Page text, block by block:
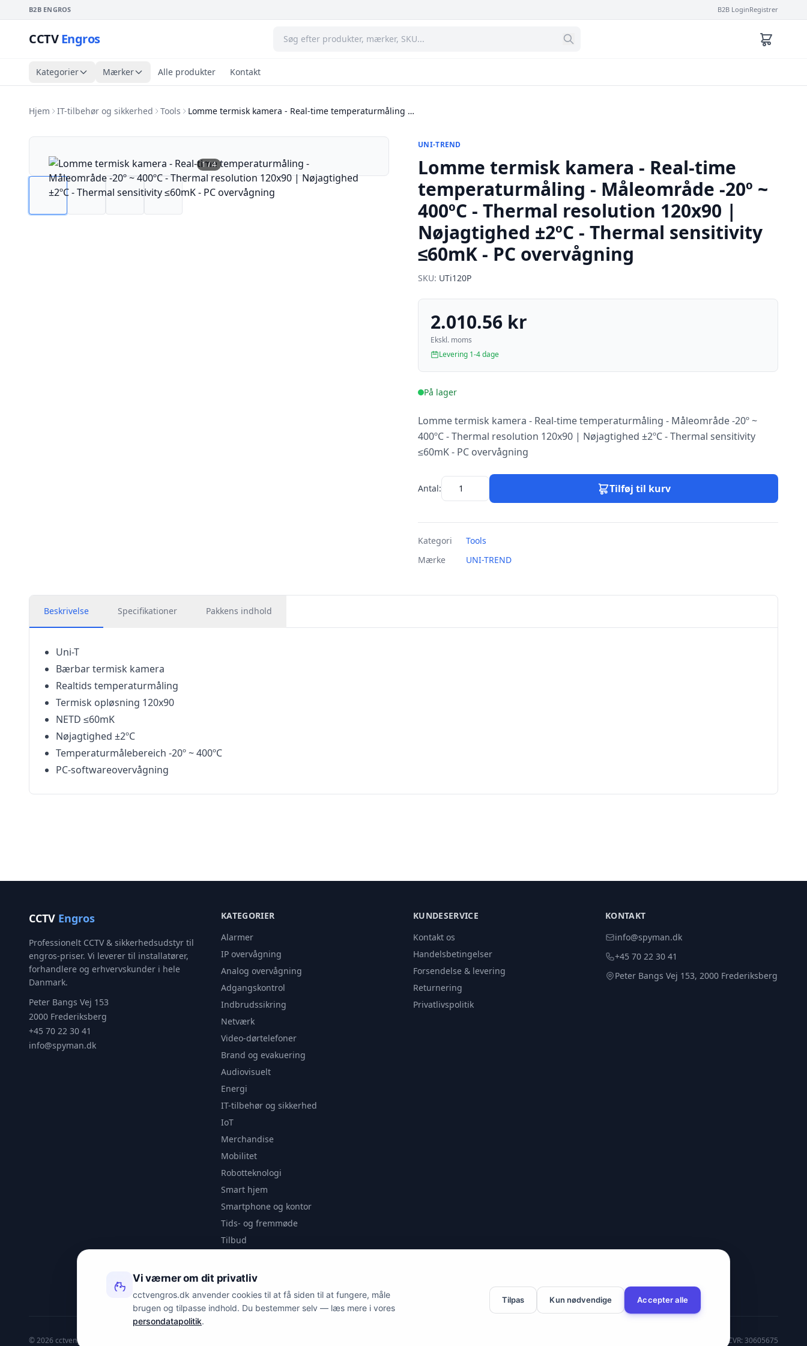
B2B ENGROS B2B LoginRegistrer
CCTVEngros
Kategorier Mærker Alle produkter Kontakt
Hjem IT-tilbehør og sikkerhed Tools Lomme termisk kamera - Real-time temperaturmåling …
1/4
UNI-TREND
Lomme termisk kamera - Real-time
temperaturmåling - Måleområde -20º ~
400ºC - Thermal resolution 120x90 |
Nøjagtighed ±2ºC - Thermal sensitivity
≤60mK - PC overvågning
SKU: UTi120P
2.010.56 kr
Ekskl. moms
Levering 1-4 dage
På lager
Lomme termisk kamera - Real-time temperaturmåling - Måleområde -20º ~
400ºC - Thermal resolution 120x90 | Nøjagtighed ±2ºC - Thermal sensitivity
≤60mK - PC overvågning
Antal: Tilføj til kurv
Kategori
Tools
Mærke
UNI-TREND
Beskrivelse Specifikationer Pakkens indhold
Uni-T
Bærbar termisk kamera
Realtids temperaturmåling
Termisk opløsning 120x90
NETD ≤60mK
Nøjagtighed ±2ºC
Temperaturmålebereich -20º ~ 400ºC
PC-softwareovervågning
CCTV Engros
Professionelt CCTV & sikkerhedsudstyr til
engros-priser. Vi leverer til installatører,
forhandlere og erhvervskunder i hele
Danmark.
Peter Bangs Vej 153
2000 Frederiksberg
+45 70 22 30 41
info@spyman.dk
KATEGORIER
Alarmer
IP overvågning
Analog overvågning
Adgangskontrol
Indbrudssikring
Netværk
Video-dørtelefoner
Brand og evakuering
Audiovisuelt
Energi
IT-tilbehør og sikkerhed
IoT
Merchandise
Mobilitet
Robotteknologi
Smart hjem
Smartphone og kontor
Tids- og fremmøde
Tilbud
Videoanalyse
Outlet
KUNDESERVICE
Kontakt os
Handelsbetingelser
Forsendelse & levering
Returnering
Privatlivspolitik
KONTAKT
info@spyman.dk
+45 70 22 30 41
Peter Bangs Vej 153, 2000 Frederiksberg
© 2026 cctvengros.dk — En del af Spyman.dk. Alle rettigheder forbeholdes. CVR: 30605675
Vi værner om dit privatliv
cctvengros.dk anvender cookies til at få siden til at fungere, måle
brugen og tilpasse indhold. Du bestemmer selv — læs mere i vores
persondatapolitik.
Tilpas Kun nødvendige Accepter alle